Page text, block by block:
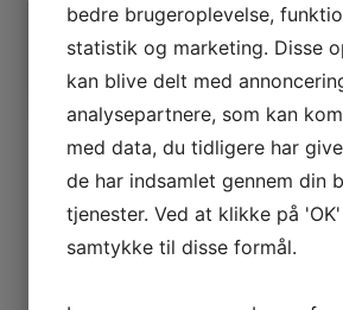
Er du SEO-klar til
Den teknologiske udvikling går
Google laver tusindvis af
bedre brugeroplevelse,
statistik og marketing. Disse
kan blive delt med
analysepartnere, som kan
med data, du tidligere har
de har indsamlet gennem din
tjenester. Ved at klikke på
samtykke til disse formål.